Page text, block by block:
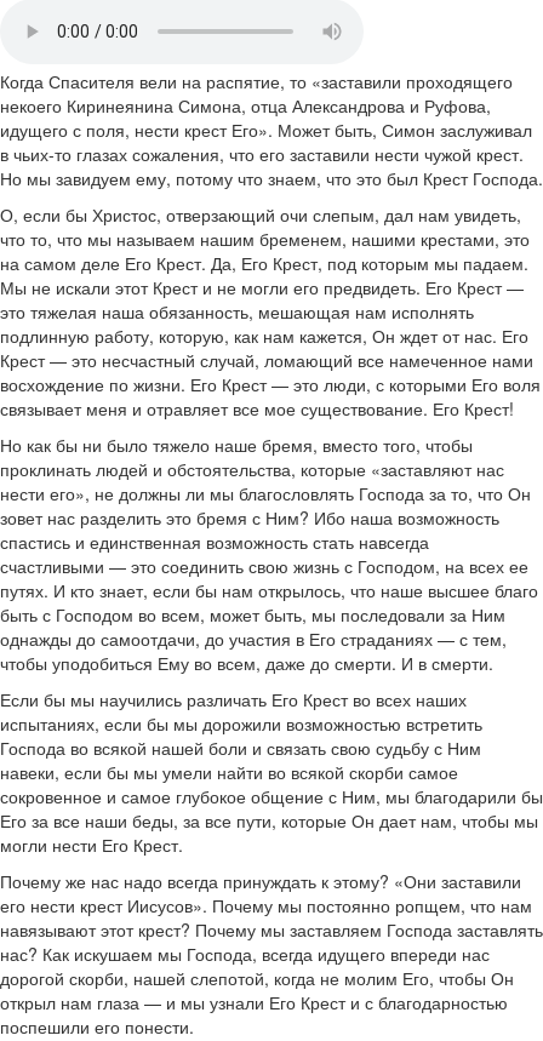
Когда Спасителя вели на распятие, то «заставили проходящего
некоего Киринеянина Симона, отца Александрова и Руфова,
идущего с поля, нести крест Его». Может быть, Симон заслуживал
в чьих-то глазах сожаления, что его заставили нести чужой крест.
Но мы завидуем ему, потому что знаем, что это был Крест Господа.
О, если бы Христос, отверзающий очи слепым, дал нам увидеть,
что то, что мы называем нашим бременем, нашими крестами, это
на самом деле Его Крест. Да, Его Крест, под которым мы падаем.
Мы не искали этот Крест и не могли его предвидеть. Его Крест —
это тяжелая наша обязанность, мешающая нам исполнять
подлинную работу, которую, как нам кажется, Он ждет от нас. Его
Крест — это несчастный случай, ломающий все намеченное нами
восхождение по жизни. Его Крест — это люди, с которыми Его воля
связывает меня и отравляет все мое существование. Его Крест!
Но как бы ни было тяжело наше бремя, вместо того, чтобы
проклинать людей и обстоятельства, которые «заставляют нас
нести его», не должны ли мы благословлять Господа за то, что Он
зовет нас разделить это бремя с Ним? Ибо наша возможность
спастись и единственная возможность стать навсегда
счастливыми — это соединить свою жизнь с Господом, на всех ее
путях. И кто знает, если бы нам открылось, что наше высшее благо
быть с Господом во всем, может быть, мы последовали за Ним
однажды до самоотдачи, до участия в Его страданиях — с тем,
чтобы уподобиться Ему во всем, даже до смерти. И в смерти.
Если бы мы научились различать Его Крест во всех наших
испытаниях, если бы мы дорожили возможностью встретить
Господа во всякой нашей боли и связать свою судьбу с Ним
навеки, если бы мы умели найти во всякой скорби самое
сокровенное и самое глубокое общение с Ним, мы благодарили бы
Его за все наши беды, за все пути, которые Он дает нам, чтобы мы
могли нести Его Крест.
Почему же нас надо всегда принуждать к этому? «Они заставили
его нести крест Иисусов». Почему мы постоянно ропщем, что нам
навязывают этот крест? Почему мы заставляем Господа заставлять
нас? Как искушаем мы Господа, всегда идущего впереди нас
дорогой скорби, нашей слепотой, когда не молим Его, чтобы Он
открыл нам глаза — и мы узнали Его Крест и с благодарностью
поспешили его понести.